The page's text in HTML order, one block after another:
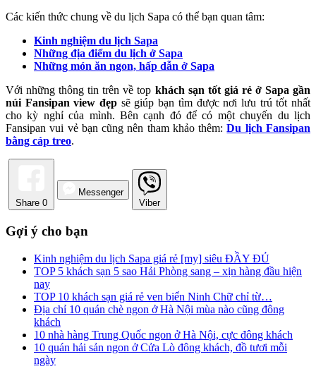
Các kiến thức chung về du lịch Sapa có thể bạn quan tâm:
Kinh nghiệm du lịch Sapa
Những địa điểm du lịch ở Sapa
Những món ăn ngon, hấp dẫn ở Sapa
Với những thông tin trên về top khách sạn tốt giá rẻ ở Sapa gần
núi Fansipan view đẹp sẽ giúp bạn tìm được nơi lưu trú tốt nhất
cho kỳ nghỉ của mình. Bên cạnh đó để có một chuyến du lịch
Fansipan vui vẻ bạn cũng nên tham khảo thêm:Du lịch Fansipan
bằng cáp treo.
Share 0
Messenger
Viber
Gợi ý cho bạn
Kinh nghiệm du lịch Sapa giá rẻ [my] siêu ĐẦY ĐỦ
TOP 5 khách sạn 5 sao Hải Phòng sang – xịn hàng đầu hiện
nay
TOP 10 khách sạn giá rẻ ven biển Ninh Chữ chỉ từ…
Địa chỉ 10 quán chè ngon ở Hà Nội mùa nào cũng đông
khách
10 nhà hàng Trung Quốc ngon ở Hà Nội, cực đông khách
10 quán hải sản ngon ở Cửa Lò đông khách, đồ tươi mỗi
ngày